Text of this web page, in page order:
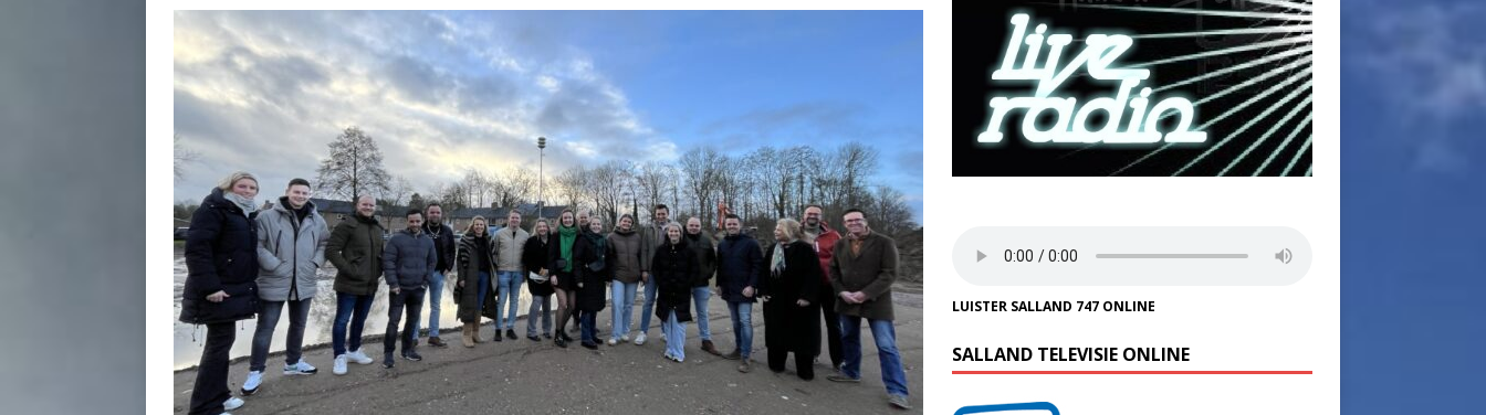
LUISTER SALLAND 747 ONLINE
SALLAND TELEVISIE ONLINE